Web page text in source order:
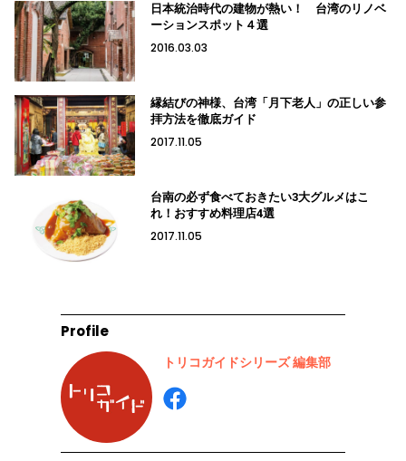
日本統治時代の建物が熱い！ 台湾のリノベ
ーションスポット４選
2016.03.03
縁結びの神様、台湾「月下老人」の正しい参
拝方法を徹底ガイド
2017.11.05
台南の必ず食べておきたい3大グルメはこ
れ！おすすめ料理店4選
2017.11.05
Profile
トリコガイドシリーズ 編集部